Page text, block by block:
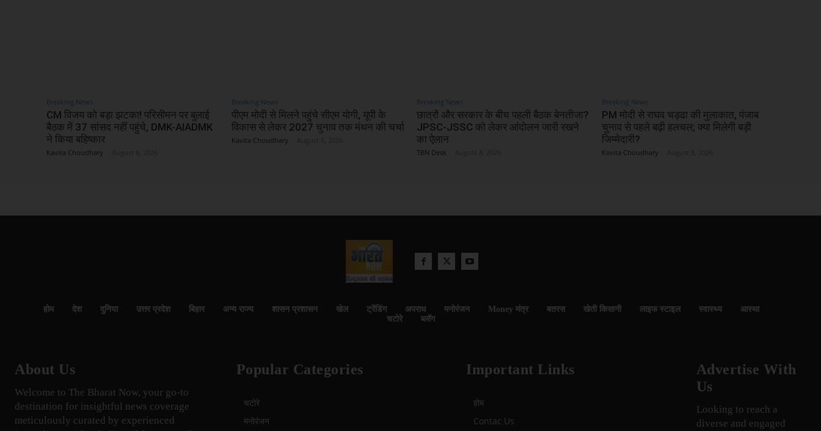
Breaking News
CM विजय को बड़ा झटका! परिसीमन पर बुलाई
बैठक में 37 सांसद नहीं पहुंचे, DMK-AIADMK
ने किया बहिष्कार
Kavita Choudhary
Breaking News
पीएम मोदी से मिलने पहुंचे सीएम योगी, यूपी के
विकास से लेकर 2027 चुनाव तक मंथन की चर्चा
Kavita Choudhary
Breaking News
छात्रों और सरकार के बीच पहली बैठक बेनतीजा?
JPSC-JSSC को लेकर आंदोलन जारी रखने
का ऐलान
TBN Desk
Breaking News
PM मोदी से राघव चड्ढा की मुलाकात, पंजाब
चुनाव से पहले बढ़ी हलचल; क्या मिलेगी बड़ी
जिम्मेदारी?
Kavita Choudhary
होम देश दुनिया उत्तर प्रदेश बिहार अन्य राज्य शासन प्रशासन खेल ट्रेंडिंग अपराध मनोरंजन Money मंत्र बतरस खेती किसानी लाइफ स्टाइल स्वास्थ्य
आस्था
चटोरे
ब्लॉग
About Us
Welcome to The Bharat Now, your go-to
destination for insightful news coverage
meticulously curated by experienced
Popular Categories
चटोरे
मनोरंजन
Important Links
होम
Contac Us
Advertise With
Us
Looking to reach a
diverse and engaged